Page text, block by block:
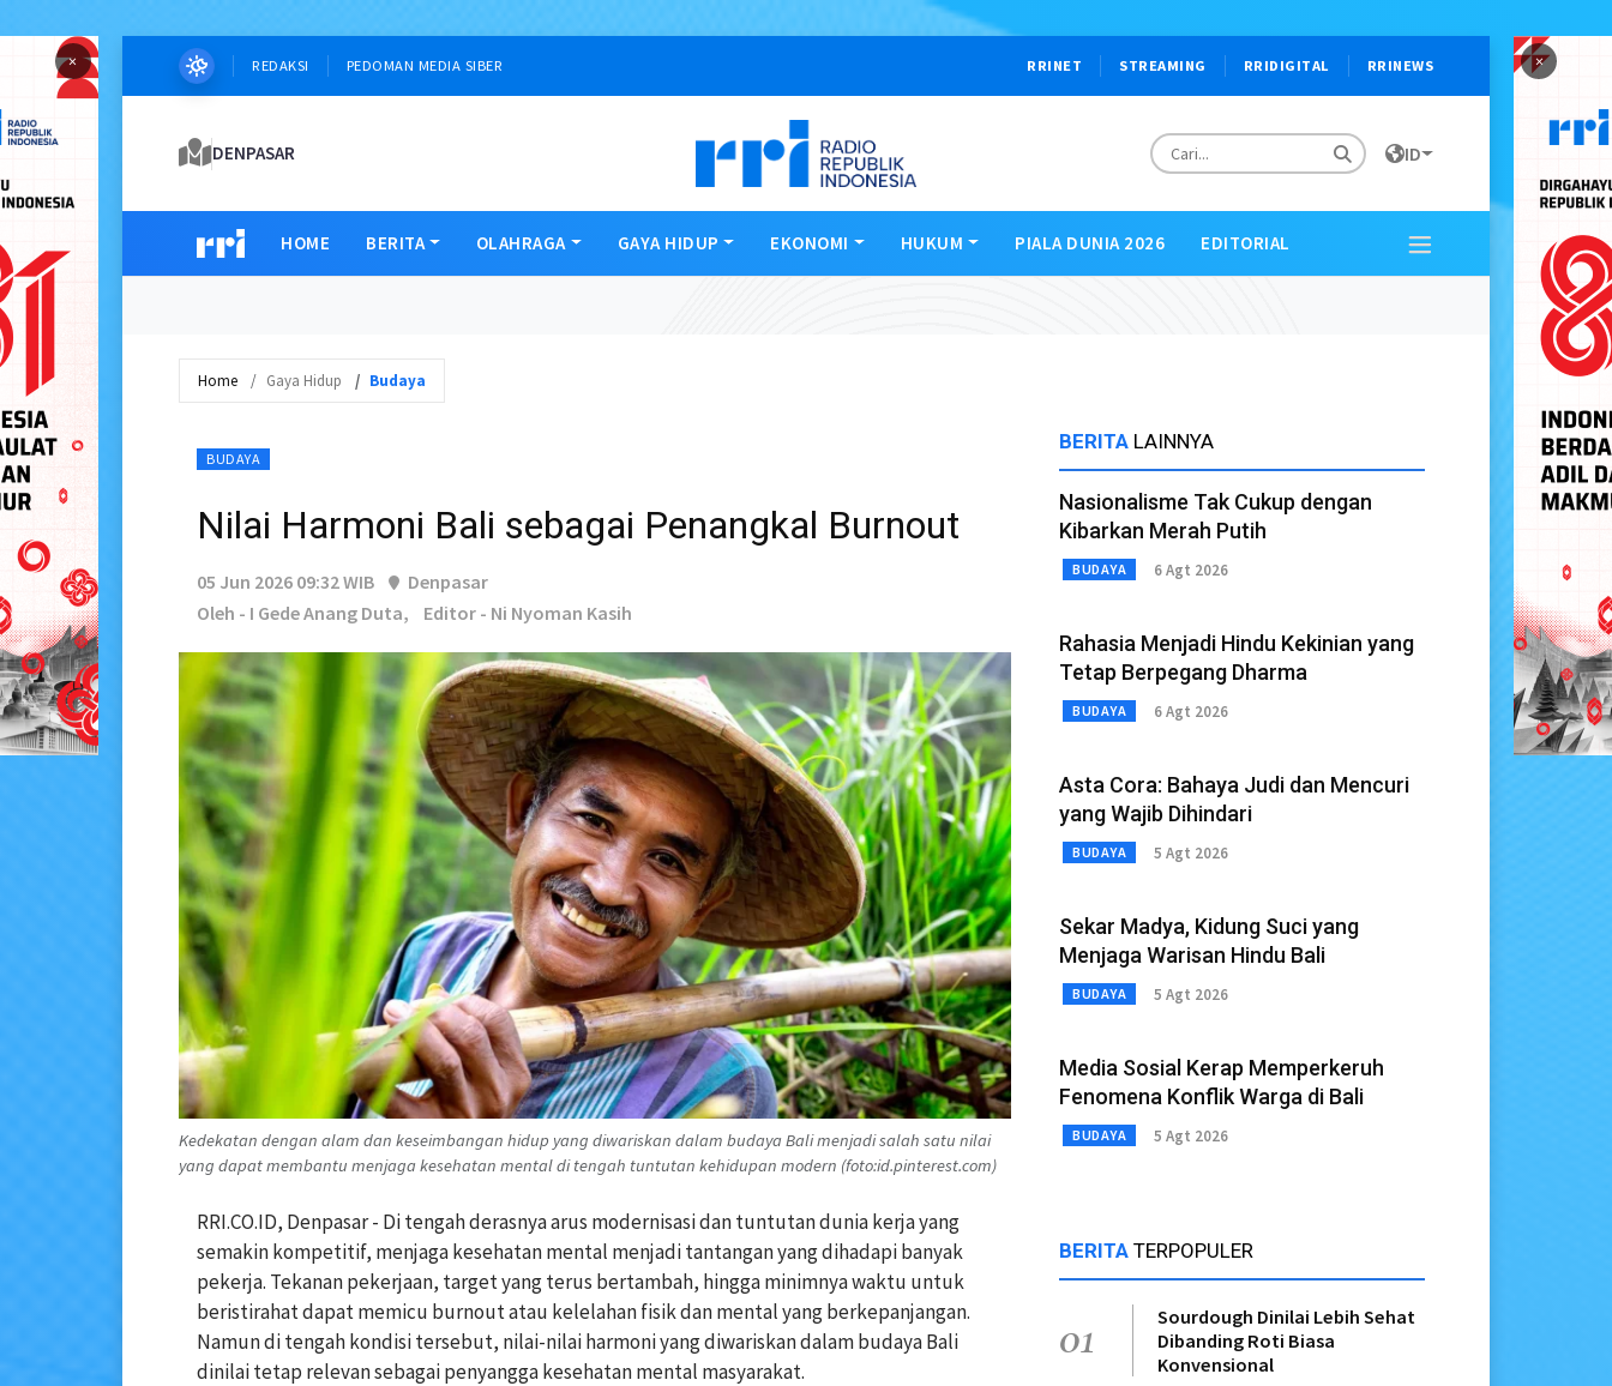
× ×
REDAKSI PEDOMAN MEDIA SIBER RRINET STREAMING RRIDIGITAL RRINEWS
DENPASAR ID
HOME BERITA OLAHRAGA GAYA HIDUP EKONOMI HUKUM PIALA DUNIA 2026 EDITORIAL
Home Gaya Hidup Budaya
BUDAYA
Nilai Harmoni Bali sebagai Penangkal Burnout
05 Jun 2026 09:32 WIB
Denpasar
Oleh - I Gede Anang Duta,
Editor - Ni Nyoman Kasih
Kedekatan dengan alam dan keseimbangan hidup yang diwariskan dalam budaya Bali menjadi salah satu nilai
yang dapat membantu menjaga kesehatan mental di tengah tuntutan kehidupan modern (foto:id.pinterest.com)
RRI.CO.ID, Denpasar - Di tengah derasnya arus modernisasi dan tuntutan dunia kerja yang
semakin kompetitif, menjaga kesehatan mental menjadi tantangan yang dihadapi banyak
pekerja. Tekanan pekerjaan, target yang terus bertambah, hingga minimnya waktu untuk
beristirahat dapat memicu burnout atau kelelahan fisik dan mental yang berkepanjangan.
Namun di tengah kondisi tersebut, nilai-nilai harmoni yang diwariskan dalam budaya Bali
dinilai tetap relevan sebagai penyangga kesehatan mental masyarakat.
BERITA LAINNYA
Nasionalisme Tak Cukup dengan
Kibarkan Merah Putih
BUDAYA 6 Agt 2026
Rahasia Menjadi Hindu Kekinian yang
Tetap Berpegang Dharma
BUDAYA 6 Agt 2026
Asta Cora: Bahaya Judi dan Mencuri
yang Wajib Dihindari
BUDAYA 5 Agt 2026
Sekar Madya, Kidung Suci yang
Menjaga Warisan Hindu Bali
BUDAYA 5 Agt 2026
Media Sosial Kerap Memperkeruh
Fenomena Konflik Warga di Bali
BUDAYA 5 Agt 2026
BERITA TERPOPULER
01
Sourdough Dinilai Lebih Sehat
Dibanding Roti Biasa
Konvensional